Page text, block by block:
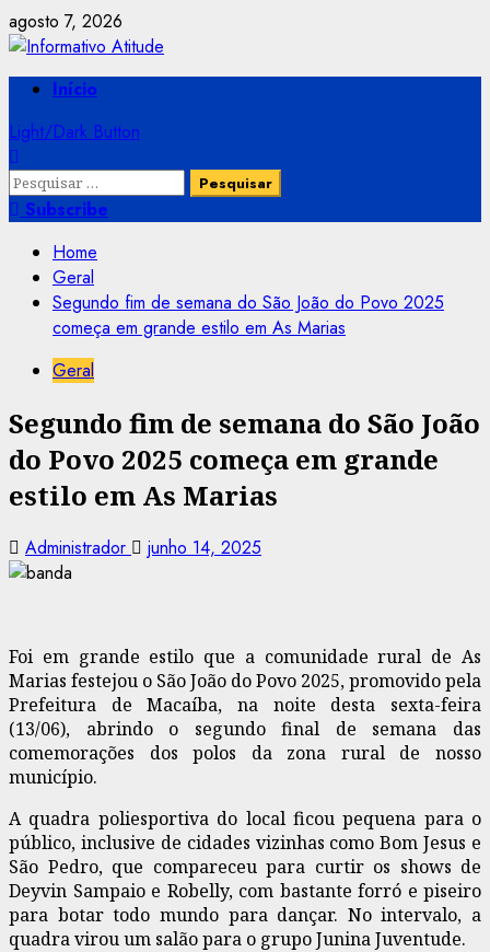
Skip
to
content
agosto 7, 2026
PrimaryInício
Light/Dark Button
Pesquisar
por:Subscribe
Home
Geral
Segundo fim de semana do São João do Povo 2025
começa em grande estilo em As Marias
Geral
Segundo fim de semana do São João
do Povo 2025 começa em grande
estilo em As Marias
Administrador junho 14, 2025
Foi em grande estilo que a comunidade rural de As
Marias festejou o São João do Povo 2025, promovido pela
Prefeitura de Macaíba, na noite desta sexta-feira
(13/06), abrindo o segundo final de semana das
comemorações dos polos da zona rural de nosso
município.
A quadra poliesportiva do local ficou pequena para o
público, inclusive de cidades vizinhas como Bom Jesus e
São Pedro, que compareceu para curtir os shows de
Deyvin Sampaio e Robelly, com bastante forró e piseiro
para botar todo mundo para dançar. No intervalo, a
quadra virou um salão para o grupo Junina Juventude.